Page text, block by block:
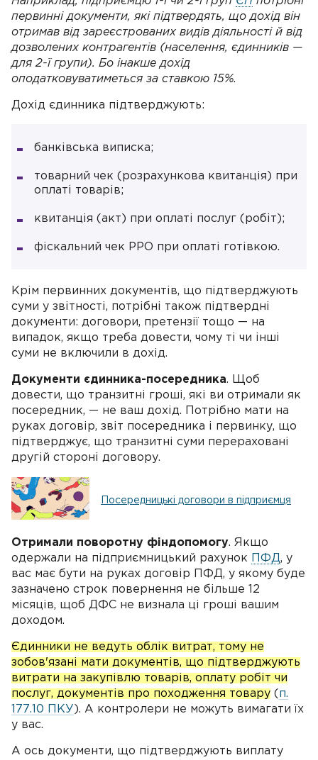
первинні документи, які підтвердять, що дохід він
отримав від зареєстрованих видів діяльності й від
дозволених контрагентів (населення, єдинників —
для 2-ї групи). Бо інакше дохід
оподатковуватиметься за ставкою 15%.
Дохід єдинника підтверджують:
банківська виписка;
товарний чек (розрахункова квитанція) при
оплаті товарів;
квитанція (акт) при оплаті послуг (робіт);
фіскальний чек РРО при оплаті готівкою.
Крім первинних документів, що підтверджують
суми у звітності, потрібні також підтвердні
документи: договори, претензії тощо — на
випадок, якщо треба довести, чому ті чи інші
суми не включили в дохід.
Документи єдинника-посередника. Щоб
довести, що транзитні гроші, які ви отримали як
посередник, — не ваш дохід. Потрібно мати на
руках договір, звіт посередника і первинку, що
підтверджує, що транзитні суми перераховані
другій стороні договору.
Посередницькі договори в підприємця
Отримали поворотну фіндопомогу. Якщо
одержали на підприємницький рахунок ПФД, у
вас має бути на руках договір ПФД, у якому буде
зазначено строк повернення не більше 12
місяців, щоб ДФС не визнала ці гроші вашим
доходом.
Єдинники не ведуть облік витрат, тому не
зобов'язані мати документів, що підтверджують
витрати на закупівлю товарів, оплату робіт чи
послуг, документів про походження товару ( п.
177.10 ПКУ). А контролери не можуть вимагати їх
у вас.
А ось документи, що підтверджують виплату